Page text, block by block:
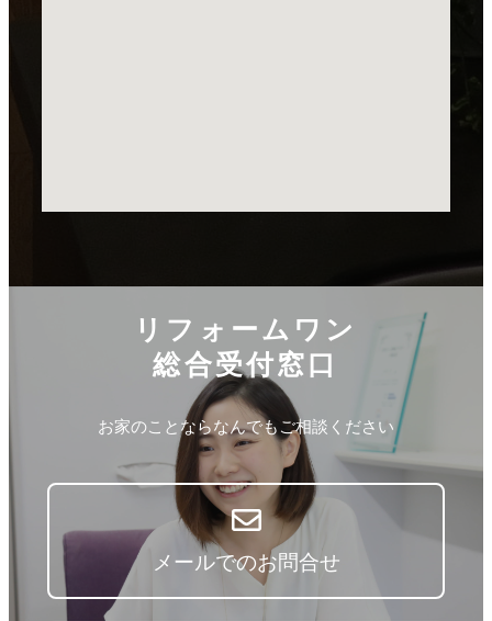
リフォームワン
総合受付窓口
お家のことならなんでもご相談ください
メールでのお問合せ